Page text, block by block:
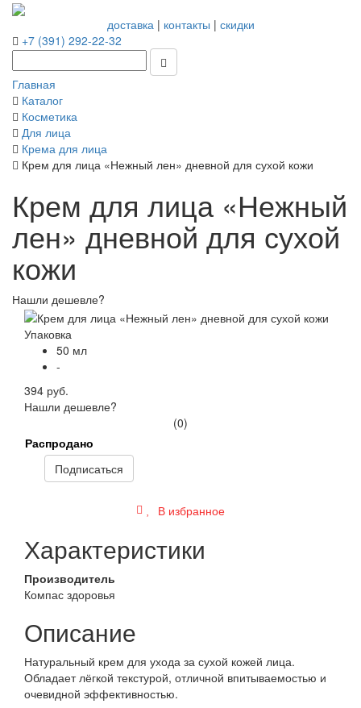
доставка| контакты | скидки
+7 (391) 292-22-32
Главная
Каталог
Косметика
Для лица
Крема для лица
Крем для лица «Нежный лен» дневной для сухой кожи
Крем для лица «Нежный
лен» дневной для сухой
кожи
Нашли дешевле?
Упаковка
50 мл
-
394 руб.
Нашли дешевле?
(0)
Распродано
Подписаться
В избранное
Характеристики
Производитель
Компас здоровья
Описание
Натуральный крем для ухода за сухой кожей лица.
Обладает лёгкой текстурой, отличной впитываемостью и
очевидной эффективностью.